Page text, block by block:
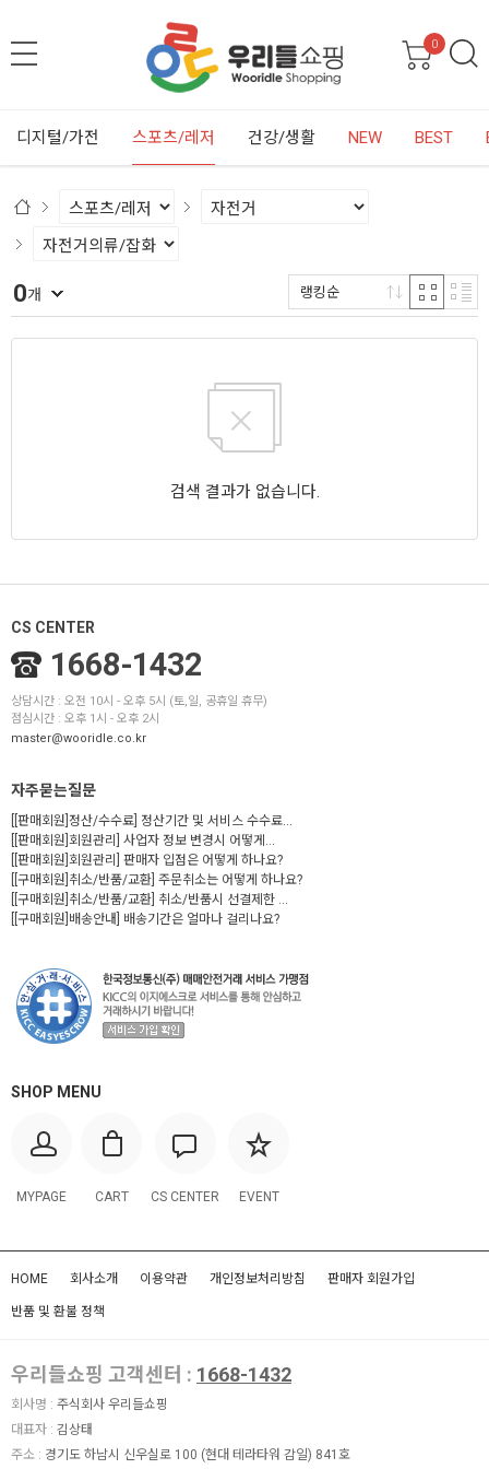
0
디지털/가전 스포츠/레저 건강/생활 NEW BEST
0개 랭킹순
검색 결과가 없습니다.
CS CENTER
1668-1432
상담시간 : 오전 10시 - 오후 5시 (토,일, 공휴일 휴무)
점심시간 : 오후 1시 - 오후 2시
master@wooridle.co.kr
자주묻는질문
[[판매회원]정산/수수료] 정산기간 및 서비스 수수료...
[[판매회원]회원관리] 사업자 정보 변경시 어떻게...
[[판매회원]회원관리] 판매자 입점은 어떻게 하나요?
[[구매회원]취소/반품/교환] 주문취소는 어떻게 하나요?
[[구매회원]취소/반품/교환] 취소/반품시 선결제한 ...
[[구매회원]배송안내] 배송기간은 얼마나 걸리나요?
SHOP MENU
MYPAGE CART CS CENTER EVENT
HOME 회사소개 이용약관 개인정보처리방침 판매자 회원가입
반품 및 환불 정책
우리들쇼핑 고객센터 : 1668-1432
회사명 : 주식회사 우리들쇼핑
대표자 : 김상태
주소 : 경기도 하남시 신우실로 100 (현대 테라타워 감일) 841호